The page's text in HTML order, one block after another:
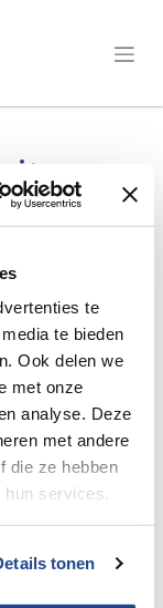
te
te bieden
Ook delen we
met onze
analyse. Deze
met andere
die ze hebben
services.
tonen
aan,
150Pk